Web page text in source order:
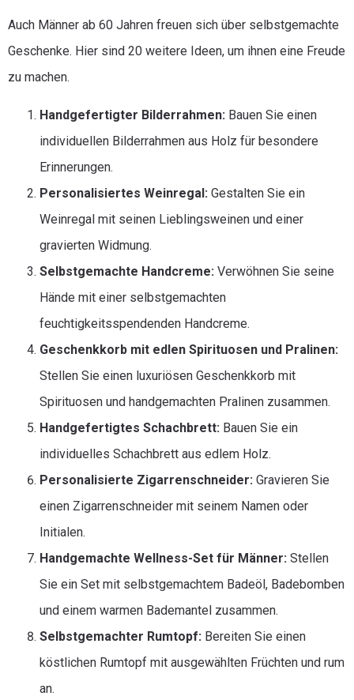
Auch Männer ab 60 Jahren freuen sich über selbstgemachte
Geschenke. Hier sind 20 weitere Ideen, um ihnen eine Freude
zu machen.
Handgefertigter Bilderrahmen: Bauen Sie einen
individuellen Bilderrahmen aus Holz für besondere
Erinnerungen.
Personalisiertes Weinregal: Gestalten Sie ein
Weinregal mit seinen Lieblingsweinen und einer
gravierten Widmung.
Selbstgemachte Handcreme: Verwöhnen Sie seine
Hände mit einer selbstgemachten
feuchtigkeitsspendenden Handcreme.
Geschenkkorb mit edlen Spirituosen und Pralinen:
Stellen Sie einen luxuriösen Geschenkkorb mit
Spirituosen und handgemachten Pralinen zusammen.
Handgefertigtes Schachbrett: Bauen Sie ein
individuelles Schachbrett aus edlem Holz.
Personalisierte Zigarrenschneider: Gravieren Sie
einen Zigarrenschneider mit seinem Namen oder
Initialen.
Handgemachte Wellness-Set für Männer: Stellen
Sie ein Set mit selbstgemachtem Badeöl, Badebomben
und einem warmen Bademantel zusammen.
Selbstgemachter Rumtopf: Bereiten Sie einen
köstlichen Rumtopf mit ausgewählten Früchten und rum
an.